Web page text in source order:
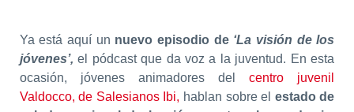
Ya está aquí un nuevo episodio de ‘La visión de los
jóvenes’, el pódcast que da voz a la juventud. En esta
ocasión, jóvenes animadores delcentro juvenil
Valdocco, de Salesianos Ibi, hablan sobre el estado de